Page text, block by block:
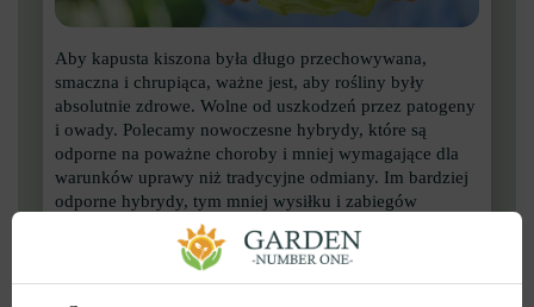
Aby kapusta kiszona była długo przechowywana,
smaczna i chrupiąca, ważne jest, aby rośliny były
absolutnie zdrowe. Wolne od uszkodzeń przez patogeny
i owady. Polecamy nowoczesne hybrydy, które są
odporne na poważne choroby i mniej wymagające dla
warunków uprawy niż tradycyjne odmiany. Im bardziej
odporne hybrydy, tym mniej wysiłku i zabiegów
będziesz potrzebować.
Według opinii czerwona kapusta również dobrze